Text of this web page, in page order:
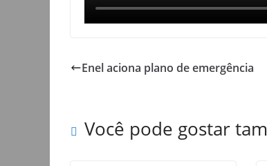
Enel aciona plano de emergência
Você pode gostar